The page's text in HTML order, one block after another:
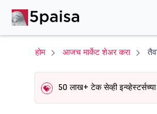
होम आजच मार्केट शेअर करा
50 लाख+ टेक सेव्ही